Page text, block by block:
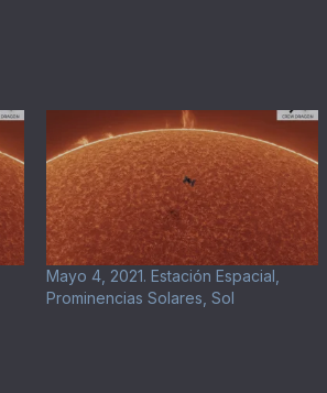
Mayo 4, 2021. Estación Espacial,
Prominencias Solares, Sol